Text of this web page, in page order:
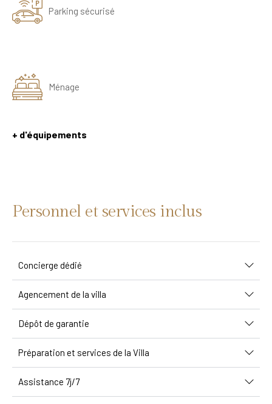
Parking sécurisé
Ménage
+ d'équipements
Personnel et services inclus
Concierge dédié
Agencement de la villa
Dépôt de garantie
Préparation et services de la Villa
Assistance 7j/7